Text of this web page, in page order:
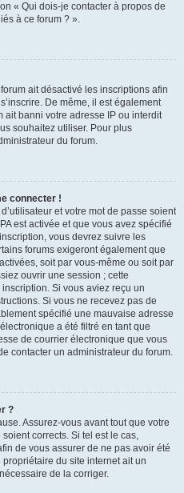
« Qui dois-je contacter à propos de
à ce forum ? ».
ait désactivé les inscriptions afin
De même, il est également
ait banni votre adresse IP ou interdit
souhaitez utiliser. Pour plus
du forum.
connecter !
et votre mot de passe soient
est activée et que vous avez spécifié
vous devrez suivre les
forums exigeront également que
soit par vous-même ou soit par
ouvrir une session ; cette
Si vous aviez reçu un
Si vous ne recevez pas de
spécifié une mauvaise adresse
a été filtré en tant que
de courrier électronique que vous
contacter un administrateur du forum.
?
Assurez-vous avant tout que votre
corrects. Si tel est le cas,
de vous assurer de ne pas avoir été
du site internet ait un
de la corriger.